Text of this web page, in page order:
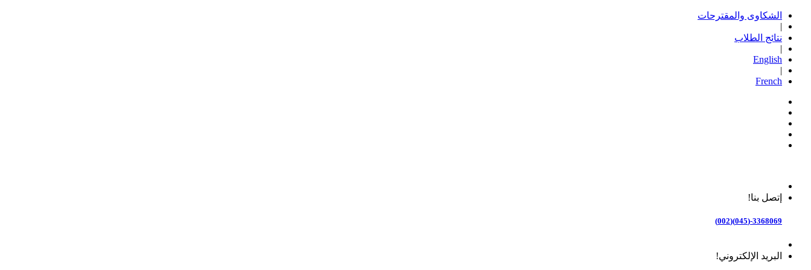
الشكاوى والمقترحات
|
نتائج الطلاب
|
English
|
French
إتصل بنا!
3368069-(045)(002)
البريد الإلكتروني!